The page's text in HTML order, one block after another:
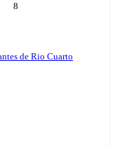
8
de Rio Cuarto